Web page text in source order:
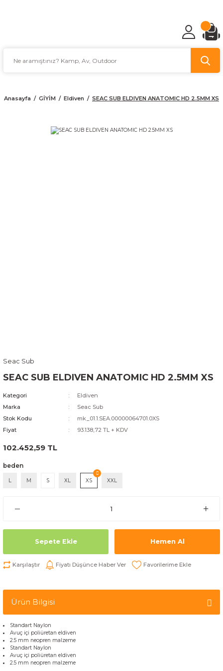
Anasayfa GİYİM Eldiven SEAC SUB ELDIVEN ANATOMIC HD 2.5MM XS
Seac Sub
SEAC SUB ELDIVEN ANATOMIC HD 2.5MM XS
Kategori
Eldiven
Marka
Seac Sub
Stok Kodu
mk_01.1.SEA.00000064701.0XS
Fiyat
93.138,72 TL + KDV
102.452,59 TL
beden
L M S XL XS XXL
Sepete Ekle Hemen Al
Karşılaştır Fiyatı Düşünce Haber Ver
Ürün Bilgisi
Standart Naylon
Avuç içi poliüretan eldiven
2.5 mm neopren malzeme
Standart Naylon
Avuç içi poliüretan eldiven
2.5 mm neopren malzeme